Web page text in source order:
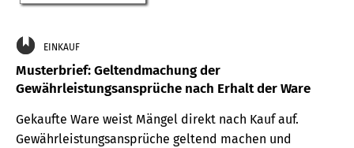
EINKAUF
Musterbrief: Geltendmachung der
Gewährleistungsansprüche nach Erhalt der Ware
Gekaufte Ware weist Mängel direkt nach Kauf auf.
Gewährleistungsansprüche geltend machen und